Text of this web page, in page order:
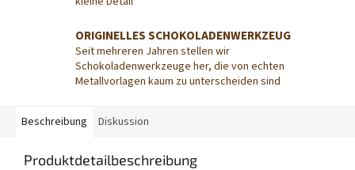
ORIGINELLES SCHOKOLADENWERKZEUG
Seit mehreren Jahren stellen wir
Schokoladenwerkzeuge her, die von echten
Metallvorlagen kaum zu unterscheiden sind
Beschreibung Diskussion
Produktdetailbeschreibung